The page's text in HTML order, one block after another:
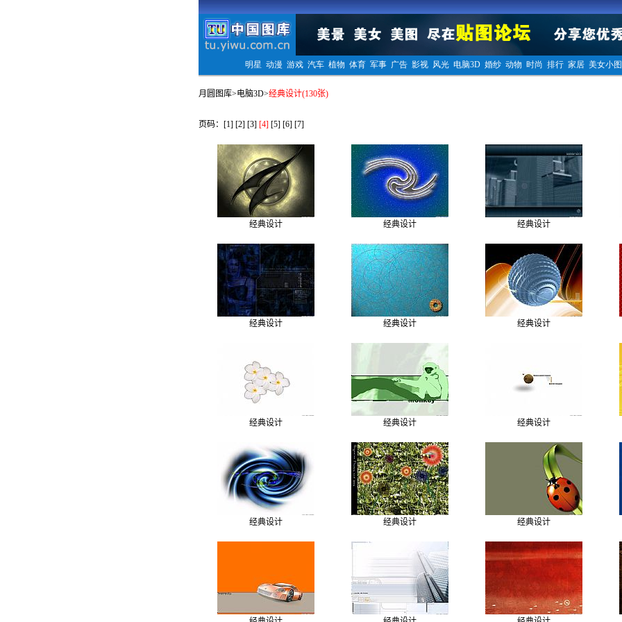
月圆图库>电脑3D>经典设计(130张)
页码： [1] [2] [3] [4] [5] [6] [7]
经典设计 经典设计 经典设计
经典设计 经典设计 经典设计
经典设计 经典设计 经典设计
经典设计 经典设计 经典设计